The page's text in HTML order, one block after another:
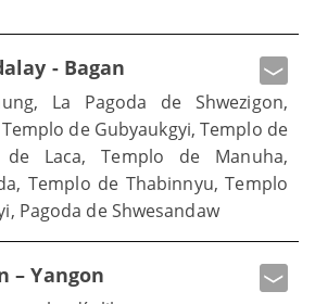
- Bagan
La Pagoda de Shwezigon,
de Gubyaukgyi, Templo de
Laca, Templo de Manuha,
Templo de Thabinnyu, Templo
Pagoda de Shwesandaw
– Yangon